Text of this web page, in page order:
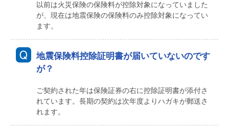
以前は火災保険の保険料が控除対象になっていました
が、現在は地震保険の保険料のみ控除対象になってい
ます。
地震保険料控除証明書が届いていないのです
が？
ご契約された年は保険証券の右に控除証明書が添付さ
れています。長期の契約は次年度よりハガキが郵送さ
れます。